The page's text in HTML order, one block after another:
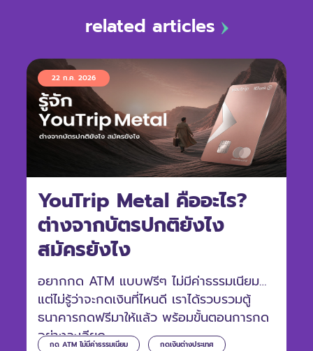
related articles
YouTrip Metal คืออะไร?
ต่างจากบัตรปกติยังไง
สมัครยังไง
22 ก.ค. 2026
กด ATM ไม่มีค่าธรรมเนียม กดเงินต่างประเทศ
อยากกด ATM แบบฟรีๆ ไม่มีค่าธรรมเนียม
แต่ไม่รู้ว่าจะกดเงินที่ไหนดี เราได้รวบรวมตู้
ธนาคารกดฟรีมาให้แล้ว พร้อมขั้นตอนการกด
อย่างละเอียด